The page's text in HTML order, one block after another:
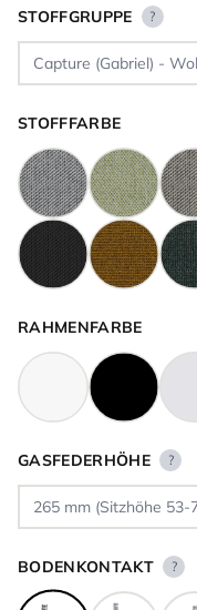
STOFFGRUPPE ?
STOFFFARBE
RAHMENFARBE
GASFEDERHÖHE ?
BODENKONTAKT ?